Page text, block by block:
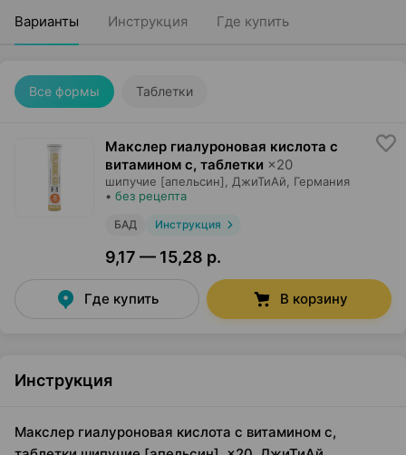
Варианты Инструкция Где купить
Все формы Таблетки
Макслер гиалуроновая кислота с
витамином с, таблетки ×20
шипучие [апельсин], ДжиТиАй , Германия
• без рецепта
БАД Инструкция
9,17 — 15,28 р.
Где купить В корзину
Инструкция
Макслер гиалуроновая кислота с витамином с,